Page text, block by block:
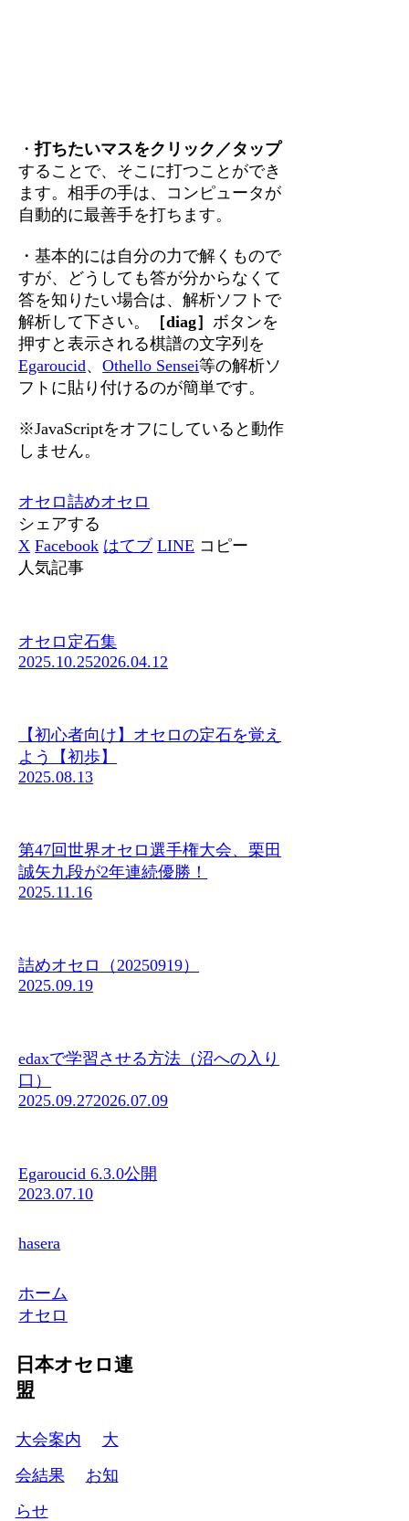
・打ちたいマスをクリック／タップ
することで、そこに打つことができ
ます。相手の手は、コンピュータが
自動的に最善手を打ちます。
・基本的には自分の力で解くもので
すが、どうしても答が分からなくて
答を知りたい場合は、解析ソフトで
解析して下さい。
［diag］ ボタンを
押すと表示される棋譜の文字列を
Egaroucid、Othello Sensei等の解析ソ
フトに貼り付けるのが簡単です。
※JavaScriptをオフにしていると動作
しません。
オセロ詰めオセロ
シェアする
X Facebook はてブ LINE コピー
人気記事
オセロ定石集
2025.10.252026.04.12
【初心者向け】オセロの定石を覚え
よう【初歩】
2025.08.13
第47回世界オセロ選手権大会、栗田
誠矢九段が2年連続優勝！
2025.11.16
詰めオセロ（20250919）
2025.09.19
edaxで学習させる方法（沼への入り
口）
2025.09.272026.07.09
Egaroucid 6.3.0公開
2023.07.10
hasera
ホーム
オセロ
日本オセロ連
盟
大会案内
大
会結果
お知
らせ